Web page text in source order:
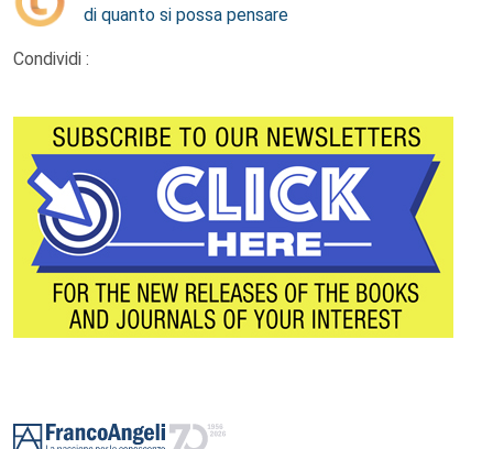
di quanto si possa pensare
Condividi :